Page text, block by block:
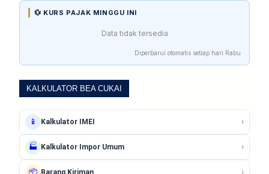
💱 KURS PAJAK MINGGU INI
Data tidak tersedia
Diperbarui otomatis setiap hari Rabu
KALKULATOR BEA CUKAI
📱 Kalkulator IMEI ›
🏭 Kalkulator Impor Umum ›
📦 Barang Kiriman ›